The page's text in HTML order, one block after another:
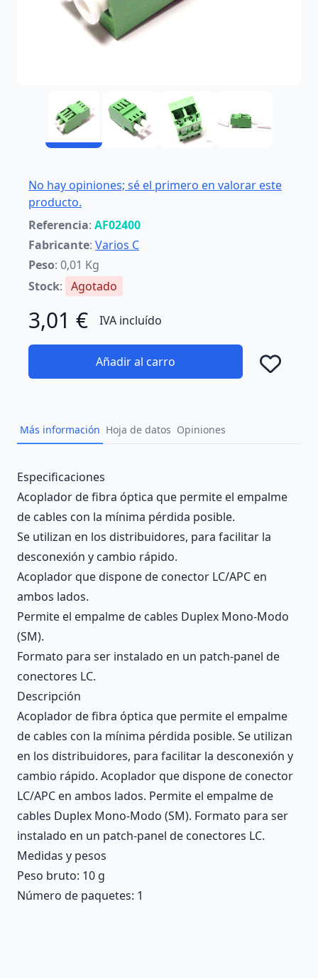
No hay opiniones; sé el primero en valorar este
producto.
Referencia: AF02400
Fabricante: Varios C
Peso: 0,01 Kg
Stock: Agotado
3,01 € IVA incluído
Añadir al carro
Más información Hoja de datos Opiniones
Description
Especificaciones
Acoplador de fibra óptica que permite el empalme
de cables con la mínima pérdida posible.
Se utilizan en los distribuidores, para facilitar la
desconexión y cambio rápido.
Acoplador que dispone de conector LC/APC en
ambos lados.
Permite el empalme de cables Duplex Mono-Modo
(SM).
Formato para ser instalado en un patch-panel de
conectores LC.
Descripción
Acoplador de fibra óptica que permite el empalme
de cables con la mínima pérdida posible. Se utilizan
en los distribuidores, para facilitar la desconexión y
cambio rápido. Acoplador que dispone de conector
LC/APC en ambos lados. Permite el empalme de
cables Duplex Mono-Modo (SM). Formato para ser
instalado en un patch-panel de conectores LC.
Medidas y pesos
Peso bruto: 10 g
Número de paquetes: 1